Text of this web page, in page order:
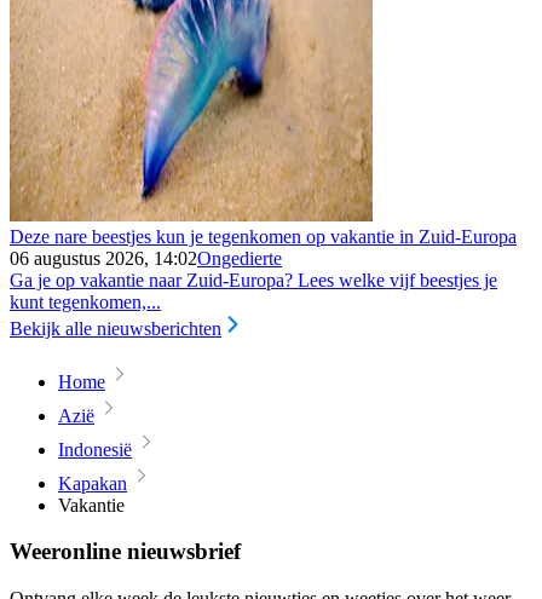
Deze nare beestjes kun je tegenkomen op vakantie in Zuid-Europa
06 augustus 2026, 14:02Ongedierte
Ga je op vakantie naar Zuid-Europa? Lees welke vijf beestjes je
kunt tegenkomen,...
Bekijk alle nieuwsberichten
Home
Azië
Indonesië
Kapakan
Vakantie
Weeronline nieuwsbrief